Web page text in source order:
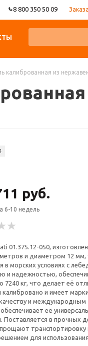
8 800 350 50 09
калиброванная из
руб.
6-10 недель
01.375.12-050,
и диаметром 12
в морских условиях с
и надежностью,
7240 кг, что делает её
калибровано и имеет
и
её
Поставляется в прочных
транспортировку
для